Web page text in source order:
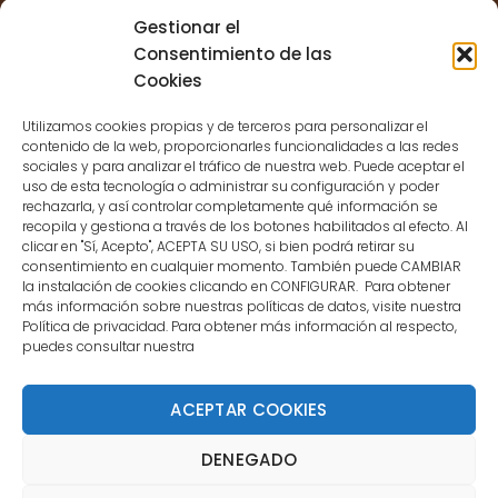
Gestionar el
Consentimiento de las
Cookies
Utilizamos cookies propias y de terceros para personalizar el
contenido de la web, proporcionarles funcionalidades a las redes
sociales y para analizar el tráfico de nuestra web. Puede aceptar el
uso de esta tecnología o administrar su configuración y poder
rechazarla, y así controlar completamente qué información se
recopila y gestiona a través de los botones habilitados al efecto. Al
clicar en "Sí, Acepto", ACEPTA SU USO, si bien podrá retirar su
consentimiento en cualquier momento. También puede CAMBIAR
la instalación de cookies clicando en CONFIGURAR. Para obtener
más información sobre nuestras políticas de datos, visite nuestra
Política de privacidad. Para obtener más información al respecto,
puedes consultar nuestra
ACEPTAR COOKIES
DENEGADO
Sessions for the user are not allowed
because the user is not a confirmed
CONTACTO
MENÚ PRINCIPAL
MI CUENTA
DOCUMENTACIÓN